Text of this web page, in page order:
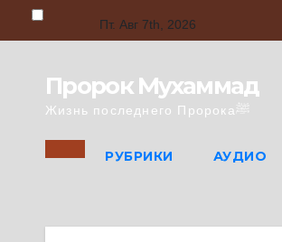
Пт. Авг 7th, 2026
Пророк Мухаммад
Жизнь последнего Пророкаﷺ
РУБРИКИ АУДИО